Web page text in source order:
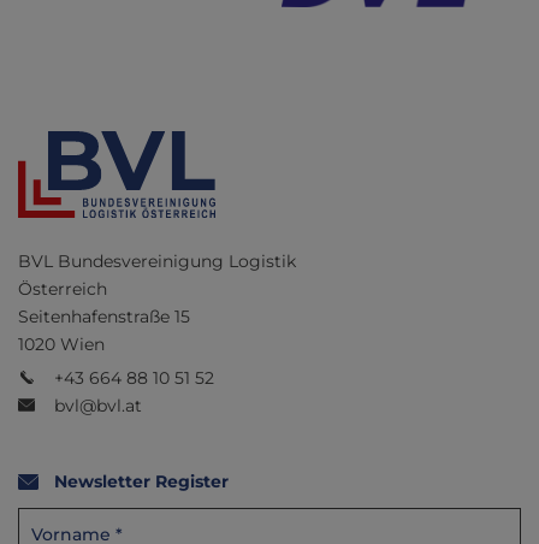
BVL Bundesvereinigung Logistik
Österreich
Seitenhafenstraße 15
1020 Wien
+43 664 88 10 51 52
bvl@bvl.at
Newsletter Register